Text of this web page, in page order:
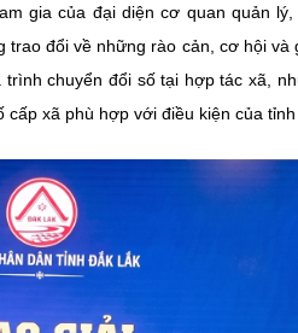
gia của đại diện cơ quan quản lý,
đổi về những rào cản, cơ hội và
chuyển đổi số tại hợp tác xã,
xã phù hợp với điều kiện của tỉnh